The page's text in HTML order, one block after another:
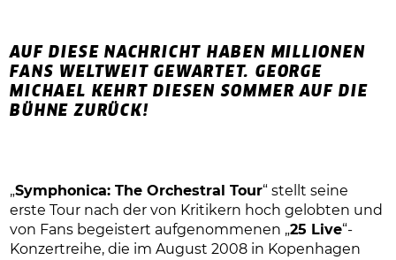
AUF DIESE NACHRICHT HABEN MILLIONEN
FANS WELTWEIT GEWARTET. GEORGE
MICHAEL KEHRT DIESEN SOMMER AUF DIE
BÜHNE ZURÜCK!
„Symphonica: The Orchestral Tour“ stellt seine
erste Tour nach der von Kritikern hoch gelobten und
von Fans begeistert aufgenommenen „25 Live“-
Konzertreihe, die im August 2008 in Kopenhagen